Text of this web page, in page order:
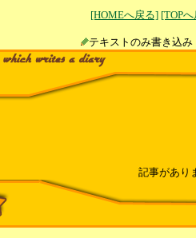
[HOMEへ戻る] [TOP
テキストのみ書
記事があり